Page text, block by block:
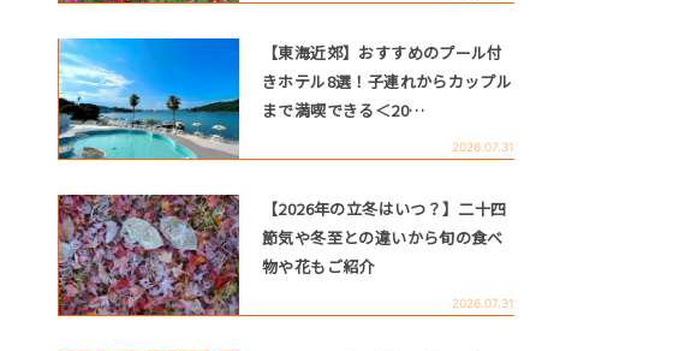
【東海近郊】おすすめのプール付
きホテル8選！子連れからカップル
まで満喫できる＜20…
2026.07.31
【2026年の立冬はいつ？】二十四
節気や冬至との違いから旬の食べ
物や花もご紹介
2026.07.31